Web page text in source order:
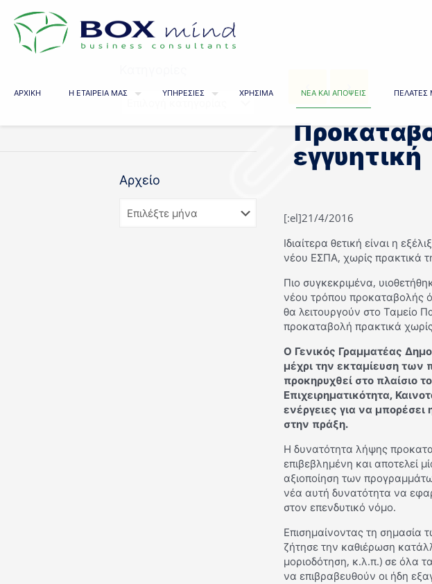
ΑΡΧΙΚΗ Η ΕΤΑΙΡΕΙΑ ΜΑΣ ΥΠΗΡΕΣΙΕΣ ΧΡΗΣΙΜΑ ΝΕΑ ΚΑΙ ΑΠΟΨΕΙΣ ΠΕΛΑΤΕΣ
εγγυητική
[:el]21/4/2016
Ιδιαίτερα θετική είναι η
νέου ΕΣΠΑ, χωρίς πρακτικά
Πιο συγκεκριμένα,
νέου τρόπου προκαταβολής
θα λειτουργούν στο Ταμείο
προκαταβολή πρακτικά
Ο Γενικός Γραμματέας
μέχρι την εκταμίευση
προκηρυχθεί στο πλαίσιο
Επιχειρηματικότητα,
ενέργειες για να
στην πράξη.
Η δυνατότητα λήψης
επιβεβλημένη και αποτελεί
αξιοποίηση των
νέα αυτή δυνατότητα να
στον επενδυτικό νόμο.
Επισημαίνοντας τη σημασία
ζήτησε την καθιέρωση
μοριοδότηση, κ.λ.π.) σε όλα
να επιβραβευθούν οι ήδη
Αρχείο